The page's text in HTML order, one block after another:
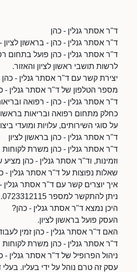
ד"ר אסתר גנלין - כהן
ד"ר אסתר גנלין - כהן - בראשון לציון
ד"ר אסתר גנלין - כהן פועל בתחום
לרשות תושבי ראשון לציון והאזור.
יצירת קשר עם ד"ר אסתר גנלין - כהן
מספר הטלפון של ד"ר אסתר גנלין - כהן:
ד"ר אסתר גנלין - כהן - רפואה
כחלק מתחום רפואה ובריאות בראשון
על סוגי השירותים, עלויות ומועדי
ד"ר אסתר גנלין - כהן בראשון לציון
ד"ר אסתר גנלין - כהן משרת לקוחות
וזמינות, וד"ר אסתר גנלין - כהן מציע
שאלות נפוצות על ד"ר אסתר גנלין -
איך יוצרים קשר עם ד"ר אסתר גנלין
ניתן להתקשר למספר 0723312115.
היכן נמצא ד"ר אסתר גנלין - כהן?
העסק פועל בראשון לציון.
האם ד"ר אסתר גנלין - כהן זמין
ד"ר אסתר גנלין - כהן משרת לקוחות
ניהול הפרופיל של ד"ר אסתר גנלין -
עסק זה טרם נוהל על ידי בעליו.